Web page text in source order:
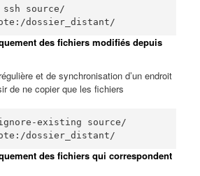
source/
dossier_distant/
des fichiers modifiés depuis
et de synchronisation d’un endroit
de ne copier que les fichiers
existing source/
dossier_distant/
des fichiers qui correspondent